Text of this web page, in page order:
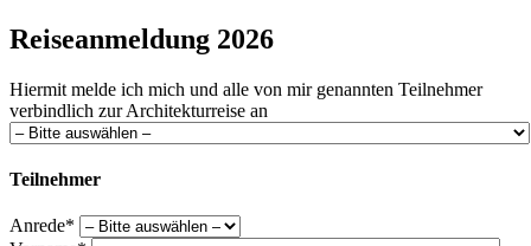
Reiseanmeldung 2026
Hiermit melde ich mich und alle von mir genannten Teilnehmer
verbindlich zur Architekturreise an
Teilnehmer
Anrede*